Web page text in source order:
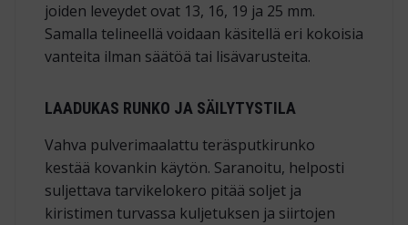
joiden leveydet ovat 13, 16, 19 ja 25 mm.
Samalla telineellä voidaan käsitellä eri kokoisia
vanteita ilman säätöä tai lisävarusteita.
LAADUKAS RUNKO JA SÄILYTYSTILA
Vahva pulverimaalattu teräsputkirunko
kestää kovankin käytön. Saranoitu, helposti
suljettava tarvikelokero pitää soljet ja
kiristimen turvassa kuljetuksen ja siirtojen